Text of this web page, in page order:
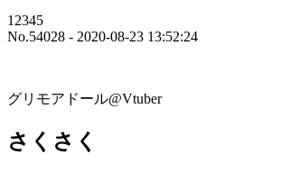
12345
No.54028 - 2020-08-23 13:52:24
グリモアドール@Vtuber
さくさく